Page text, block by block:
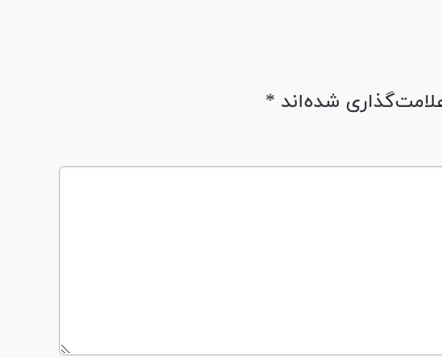
شده‌اند *